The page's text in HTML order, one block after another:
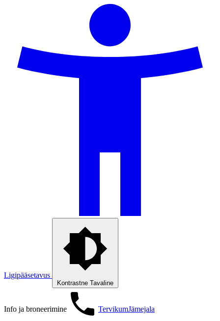
Ligipääsetavus
Kontrastne Tavaline
Info ja broneerimine
TervikumJämejala